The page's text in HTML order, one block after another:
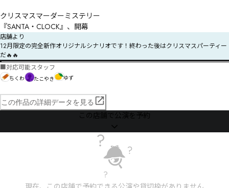
クリスマスマーダーミステリー
『SANTA・CLOCK』、開幕
店舗より
12月限定の完全新作オリジナルシナリオです！終わった後はクリスマスパーティー
だ🔥🔥
■対応可能スタッフ
ちくわ たこやき ゆず
この作品の詳細データを見る
この店舗で公演を予約